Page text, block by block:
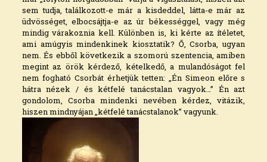
sem tudja, találkozott-e már a kisdeddel, látta-e már az
üdvösséget, elbocsájtja-e az úr békességgel, vagy még
mindig várakoznia kell. Különben is, ki kérte az ítéletet,
ami amúgyis mindenkinek kiosztatik? Ő, Csorba, ugyan
nem. És ebből következik a szomorú szentencia, amiben
megint az örök kérdező, kételkedő, a mulandóságot fel
nem fogható Csorbát érhetjük tetten: „Én Simeon előre s
hátra nézek / és kétfelé tanácstalan vagyok…” Én azt
gondolom, Csorba mindenki nevében kérdez, vitázik,
hiszen mindnyájan „kétfelé tanácstalanok” vagyunk.